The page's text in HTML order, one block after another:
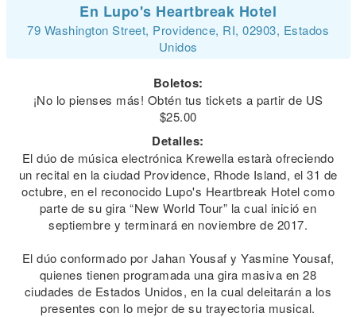
En Lupo's Heartbreak Hotel
79 Washington Street, Providence, RI, 02903, Estados
Unidos
Boletos:
¡No lo pienses más! Obtén tus tickets a partir de US
$25.00
Detalles:
El dúo de música electrónica Krewella estarà ofreciendo
un recital en la ciudad Providence, Rhode Island, el 31 de
octubre, en el reconocido Lupo's Heartbreak Hotel como
parte de su gira “New World Tour” la cual inició en
septiembre y terminará en noviembre de 2017.
El dúo conformado por Jahan Yousaf y Yasmine Yousaf,
quienes tienen programada una gira masiva en 28
ciudades de Estados Unidos, en la cual deleitarán a los
presentes con lo mejor de su trayectoria musical.